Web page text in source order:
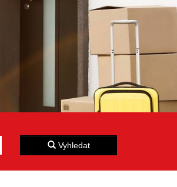
Vyhledat